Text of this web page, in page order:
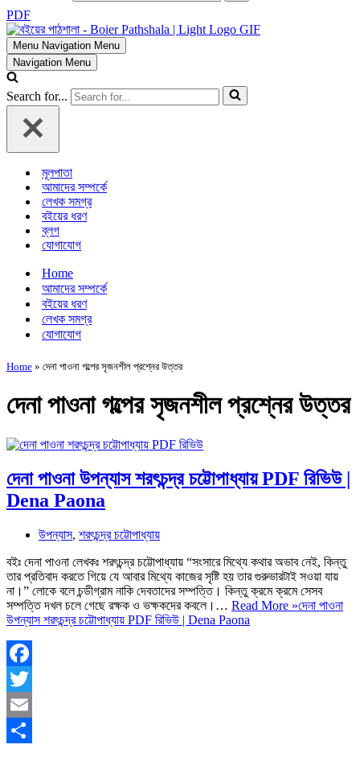
PDF
Menu Navigation Menu
Navigation Menu
Search for...
মূলপাতা
আমাদের সম্পর্কে
লেখক সমগ্র
বইয়ের ধরণ
ব্লগ
যোগাযোগ
Home
আমাদের সম্পর্কে
বইয়ের ধরণ
লেখক সমগ্র
যোগাযোগ
Home » দেনা পাওনা গল্পের সৃজনশীল প্রশ্নের উত্তর
দেনা পাওনা গল্পের সৃজনশীল প্রশ্নের উত্তর
দেনা পাওনা উপন্যাস শরৎচন্দ্র চট্টোপাধ্যায় PDF রিভিউ |
Dena Paona
উপন্যাস, শরৎচন্দ্র চট্টোপাধ্যায়
বইঃ দেনা পাওনা লেখকঃ শরৎচন্দ্র চট্টোপাধ্যায় “সংসারে মিথ্যে কথার অভাব নেই, কিন্তু
তার প্রতিবাদ করতে গিয়ে যে আবার মিথ্যে কাজের সৃষ্টি হয় তার গুরুভারটাই সওয়া যায়
না।” লোকে বলে চন্ডীগ্রাম নাকি দেবতাদের সম্পত্তি। কিন্তু ক্রমে ক্রমে সেসব
সম্পত্তি দখল চলে গেছে রক্ষক ও ভক্ষকদের কবলে।… Read More »দেনা পাওনা
উপন্যাস শরৎচন্দ্র চট্টোপাধ্যায় PDF রিভিউ | Dena Paona
Facebook
Twitter
Email